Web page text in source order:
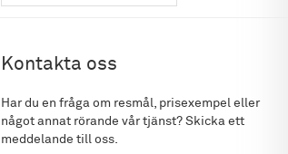
Kontakta oss
Har du en fråga om resmål, prisexempel eller
något annat rörande vår tjänst? Skicka ett
meddelande till oss.